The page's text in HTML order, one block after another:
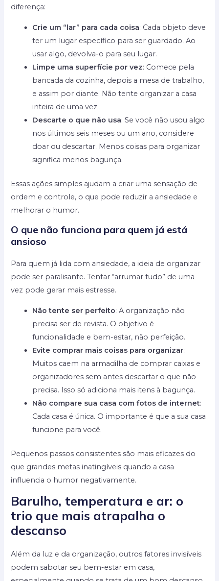
diferença:
Crie um “lar” para cada coisa: Cada objeto deve
ter um lugar específico para ser guardado. Ao
usar algo, devolva-o para seu lugar.
Limpe uma superfície por vez: Comece pela
bancada da cozinha, depois a mesa de trabalho,
e assim por diante. Não tente organizar a casa
inteira de uma vez.
Descarte o que não usa: Se você não usou algo
nos últimos seis meses ou um ano, considere
doar ou descartar. Menos coisas para organizar
significa menos bagunça.
Essas ações simples ajudam a criar uma sensação de
ordem e controle, o que pode reduzir a ansiedade e
melhorar o humor.
O que não funciona para quem já está
ansioso
Para quem já lida com ansiedade, a ideia de organizar
pode ser paralisante. Tentar “arrumar tudo” de uma
vez pode gerar mais estresse.
Não tente ser perfeito: A organização não
precisa ser de revista. O objetivo é
funcionalidade e bem-estar, não perfeição.
Evite comprar mais coisas para organizar:
Muitos caem na armadilha de comprar caixas e
organizadores sem antes descartar o que não
precisa. Isso só adiciona mais itens à bagunça.
Não compare sua casa com fotos de internet:
Cada casa é única. O importante é que a sua casa
funcione para você.
Pequenos passos consistentes são mais eficazes do
que grandes metas inatingíveis quando a casa
influencia o humor negativamente.
Barulho, temperatura e ar: o
trio que mais atrapalha o
descanso
Além da luz e da organização, outros fatores invisíveis
podem sabotar seu bem-estar em casa,